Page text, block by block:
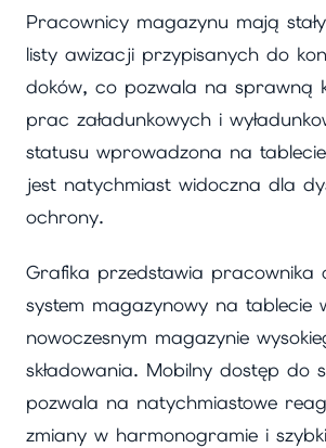
Pracownicy magazynu mają
listy awizacji przypisanych do
doków, co pozwala na sprawną
prac załadunkowych i
statusu wprowadzona na
jest natychmiast widoczna dla
ochrony.
Grafika przedstawia pracownika
system magazynowy na tablecie
nowoczesnym magazynie
składowania. Mobilny dostęp do
pozwala na natychmiastowe
zmiany w harmonogramie i